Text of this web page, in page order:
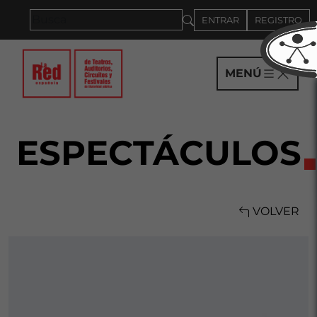
ENTRAR REGISTRO
MENÚ
ESPECTÁCULOS
VOLVER